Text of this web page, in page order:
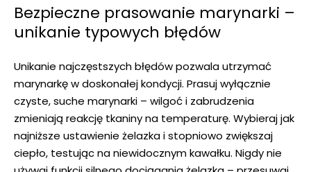
Bezpieczne prasowanie marynarki –
unikanie typowych błędów
Unikanie najczęstszych błędów pozwala utrzymać
marynarkę w doskonałej kondycji. Prasuj wyłącznie
czyste, suche marynarki – wilgoć i zabrudzenia
zmieniają reakcję tkaniny na temperaturę. Wybieraj jak
najniższe ustawienie żelazka i stopniowo zwiększaj
ciepło, testując na niewidocznym kawałku. Nigdy nie